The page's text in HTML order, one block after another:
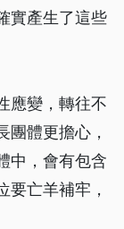
實產生了這些
應變，轉往不
團體更擔心，
中，會有包含
要亡羊補牢，